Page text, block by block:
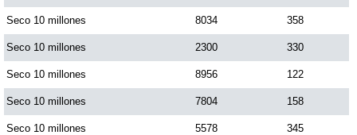
Seco 10 millones 8034 358
Seco 10 millones 2300 330
Seco 10 millones 8956 122
Seco 10 millones 7804 158
Seco 10 millones 5578 345